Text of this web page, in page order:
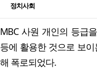
정치사회
MBC 사원 개인의 등급
등에 활용한 것으로 보이
해 폭로되었다.